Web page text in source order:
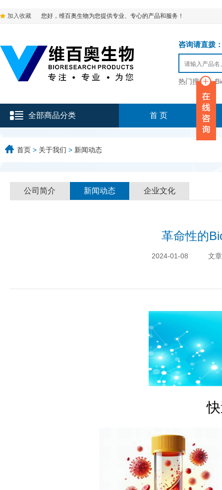
加入收藏 您好，维百奥生物为您提供专业、专心的产品和服务！
咨询请直拨
热门搜索：
全部商品分类 首 页
首页 > 关于我们 > 新闻动态
公司简介 新闻动态 企业文化
革命性的
2024-01-08 文